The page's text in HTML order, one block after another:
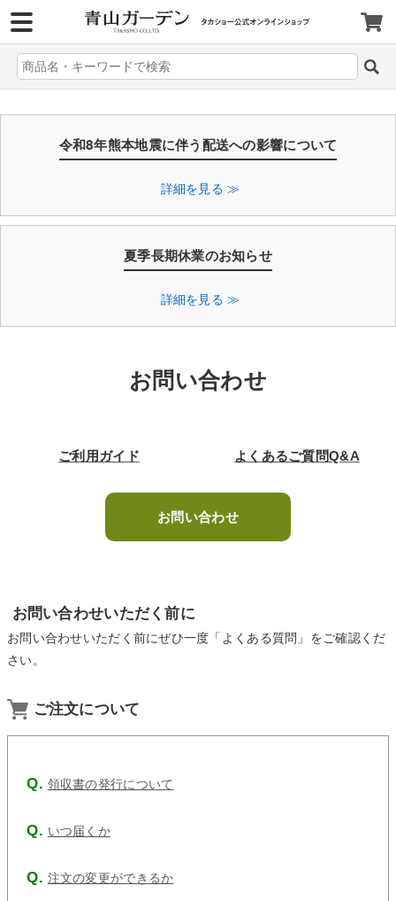
令和8年熊本地震に伴う配送への影響について
詳細を見る ≫
夏季長期休業のお知らせ
詳細を見る ≫
お問い合わせ
ご利用ガイド よくあるご質問Q&A
お問い合わせ
お問い合わせいただく前に
お問い合わせいただく前にぜひ一度「よくある質問」をご確認くだ
さい。
ご注文について
領収書の発行について
いつ届くか
注文の変更ができるか